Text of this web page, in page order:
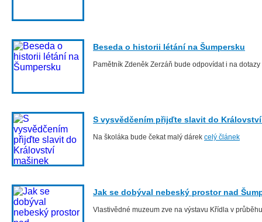
Beseda o historii létání na Šumpersku
Pamětník Zdeněk Zerzáň bude odpovídat i na
S vysvědčením přijďte slavit do
Na školáka bude čekat malý dárek celý článek
Jak se dobýval nebeský prostor nad
Vlastivědné muzeum zve na výstavu Křídla v